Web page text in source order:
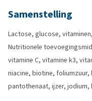
Samenstelling
Lactose, glucose,
Nutritionele
vitamine C, vitamine k3,
niacine, biotine, foliumzuur,
pantothenaat, ijzer, jodium,